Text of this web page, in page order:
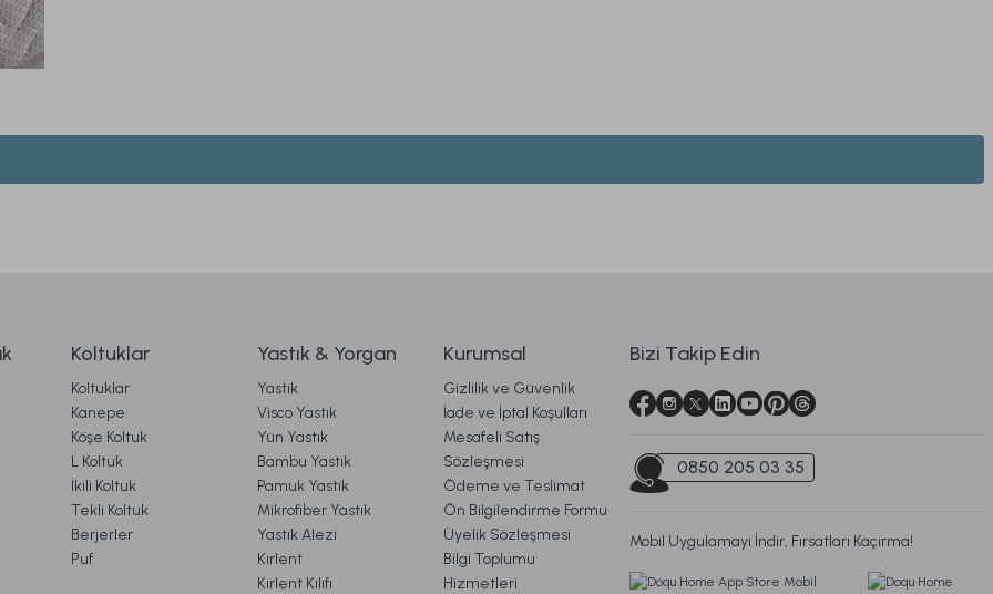
Yorum Yaz
Soru Sor
Gönder
1.799,00 TL
Ücretsiz Kargo
Comfyline Pamuk Sıvı Geçirmez Fitted Alez 200 x 200 cm
2.269,00 TL
Koltuklar
Koltuklar
Kanepe
Köşe Koltuk
L Koltuk
İkili Koltuk
Tekli Koltuk
Berjerler
Puf
Yastık & Yorgan
Yastık
Visco Yastık
Yün Yastık
Bambu Yastık
Pamuk Yastık
Mikrofiber Yastık
Yastık Alezi
Kırlent
Kırlent Kılıfı
Kurumsal
Gizlilik ve Güvenlik
İade ve İptal Koşulları
Mesafeli Satış
Sözleşmesi
Ödeme ve Teslimat
Ön Bilgilendirme Formu
Üyelik Sözleşmesi
Bilgi Toplumu
Hizmetleri
Bizi Takip Edin
0850 205 03 35
Mobil Uygulamayı İndir, Fırsatları Kaçırma!